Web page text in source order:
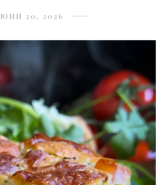
ЮНИ 20, 2026